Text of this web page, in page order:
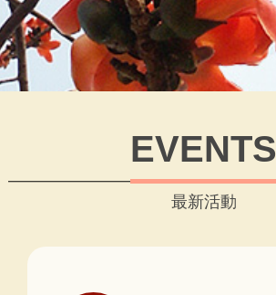
EVENTS
最新活動